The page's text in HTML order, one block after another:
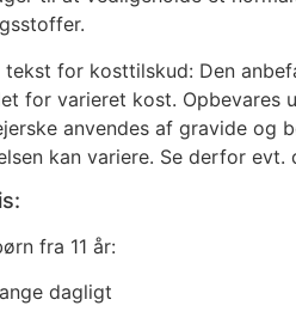
tekst for kosttilskud: Den
for varieret kost. Opbevares
anvendes af gravide og
kan variere. Se derfor evt.
fra 11 år:
dagligt